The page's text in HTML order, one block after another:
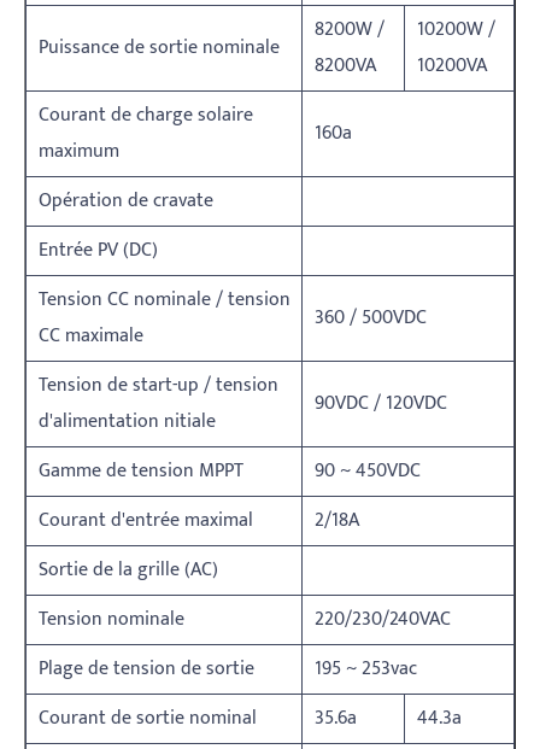
Puissance de sortie nominale
8200W /
8200VA
10200W /
10200VA
Courant de charge solaire
maximum
160a
Opération de cravate
Entrée PV (DC)
Tension CC nominale / tension
CC maximale
360 / 500VDC
Tension de start-up / tension
d'alimentation nitiale
90VDC / 120VDC
Gamme de tension MPPT
90 ~ 450VDC
Courant d'entrée maximal
2/18A
Sortie de la grille (AC)
Tension nominale
220/230/240VAC
Plage de tension de sortie
195 ~ 253vac
Courant de sortie nominal
35.6a
44.3a